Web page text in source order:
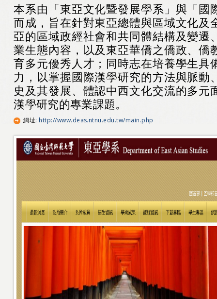
本系由「東亞文化暨發展學系」與「國
而成，旨在針對東亞總體與區域文化及
亞的區域政經社會和共同體結構及變遷
業生態內容，以及東亞華僑之僑政、僑
育多元優秀人才；同時志在培養學生具
力，以掌握國際漢學研究的方法與脈動
史及其發展、體認中西文化交流的多元
漢學研究的專業課題。
網址: http://www.deas.ntnu.edu.tw/main.php